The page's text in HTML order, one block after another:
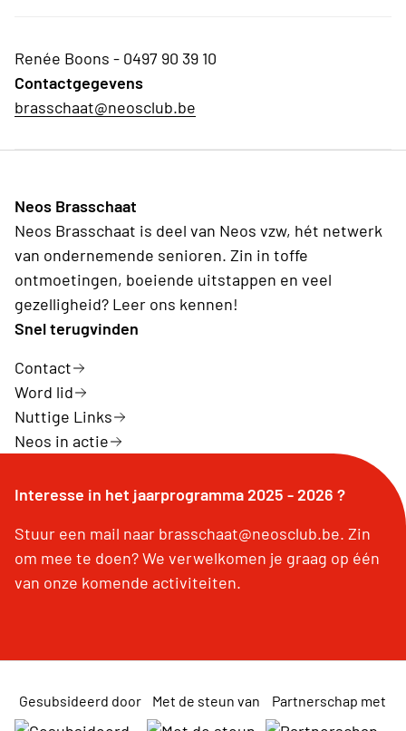
Renée Boons - 0497 90 39 10
Contactgegevens
brasschaat@neosclub.be
Neos Brasschaat
Neos Brasschaat is deel van Neos vzw, hét netwerk
van ondernemende senioren. Zin in toffe
ontmoetingen, boeiende uitstappen en veel
gezelligheid? Leer ons kennen!
Snel terugvinden
Contact
Word lid
Nuttige Links
Neos in actie
Interesse in het jaarprogramma 2025 - 2026 ?
Stuur een mail naar brasschaat@neosclub.be. Zin
om mee te doen? We verwelkomen je graag op één
van onze komende activiteiten.
Gesubsideerd door Met de steun van Partnerschap met